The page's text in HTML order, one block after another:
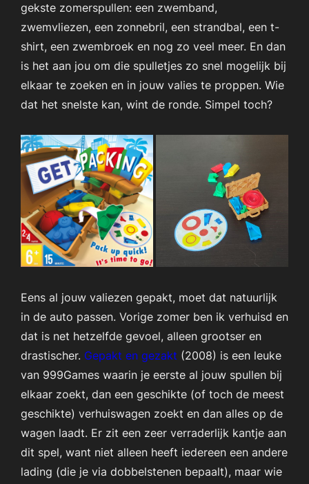
gekste zomerspullen: een zwemband,
zwemvliezen, een zonnebril, een strandbal, een t-
shirt, een zwembroek en nog zo veel meer. En dan
is het aan jou om die spulletjes zo snel mogelijk bij
elkaar te zoeken en in jouw valies te proppen. Wie
dat het snelste kan, wint de ronde. Simpel toch?
Eens al jouw valiezen gepakt, moet dat natuurlijk
in de auto passen. Vorige zomer ben ik verhuisd en
dat is net hetzelfde gevoel, alleen grootser en
drastischer. Gepakt en gezakt (2008) is een leuke
van 999Games waarin je eerste al jouw spullen bij
elkaar zoekt, dan een geschikte (of toch de meest
geschikte) verhuiswagen zoekt en dan alles op de
wagen laadt. Er zit een zeer verraderlijk kantje aan
dit spel, want niet alleen heeft iedereen een andere
lading (die je via dobbelstenen bepaalt), maar wie